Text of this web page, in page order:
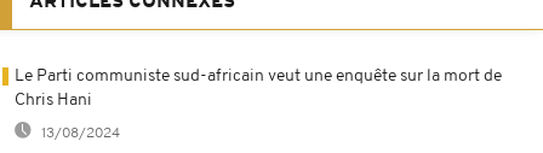
Le Parti communiste sud-africain veut une enquête sur la mort de
Chris Hani
13/08/2024